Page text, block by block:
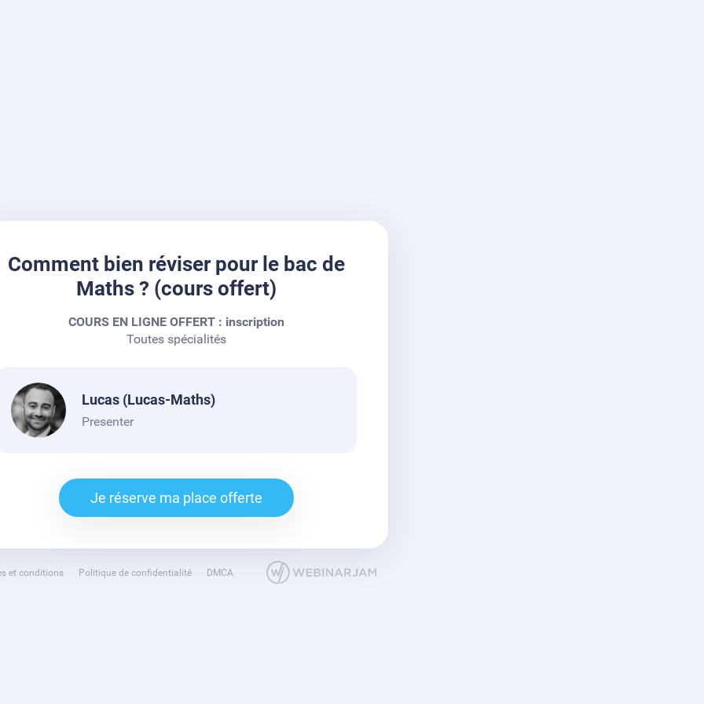
Comment bien réviser pour le bac de
Maths ? (cours offert)
COURS EN LIGNE OFFERT : inscription
​​​​​​​Toutes spécialités
Lucas (Lucas-Maths)
Presenter
Je réserve ma place offerte
et conditions Politique de confidentialité DMCA